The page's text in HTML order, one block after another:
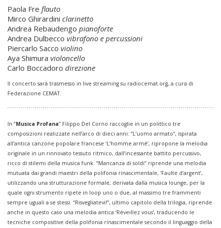
Paola Fre flauto
Mirco Ghirardini clarinetto
Andrea Rebaudengo pianoforte
Andrea Dulbecco vibrafono e percussioni
Piercarlo Sacco violino
Aya Shimura violoncello
Carlo Boccadoro direzione
Il concerto sarà trasmesso in live streaming su radiocemat.org, a cura di
Federazione CEMAT.
In “Musica Profana” Filippo Del Corno raccoglie in un polittico tre
composizioni realizzate nell’arco di dieci anni: “L’uomo armato”, ispirata
all’antica canzone popolare francese ‘L’homme armé’, ripropone la melodia
originale in un rinnovato tessuto ritmico, dall’incessante battito percussivo,
ricco di stilemi della musica funk. “Mancanza di soldi” riprende una melodia
mutuata dai grandi maestri della polifonia rinascimentale, ‘Faulte d’argent’,
utilizzando una strutturazione formale, derivata dalla musica lounge, per la
quale ogni strumento ripete in loop uno o due, al massimo tre frammenti
sempre uguali a se stessi. “Risvegliatevi!”, ultimo capitolo della trilogia, riprende
anche in questo caso una melodia antica ‘Réveillez vous’, traducendo le
tecniche compositive della polifonia rinascimentale secondo il linguaggio della